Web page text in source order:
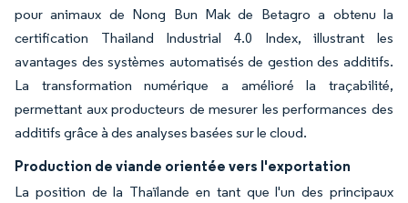
pour animaux de Nong Bun Mak de Betagro a obtenu la
certification Thailand Industrial 4.0 Index, illustrant les
avantages des systèmes automatisés de gestion des additifs.
La transformation numérique a amélioré la traçabilité,
permettant aux producteurs de mesurer les performances des
additifs grâce à des analyses basées sur le cloud.
Production de viande orientée vers l'exportation
La position de la Thaïlande en tant que l'un des principaux